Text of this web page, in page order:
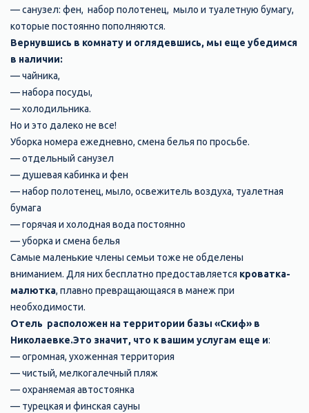
— санузел: фен, набор полотенец, мыло и туалетную бумагу,
которые постоянно пополняются.
Вернувшись в комнату и оглядевшись, мы еще убедимся
в наличии:
— чайника,
— набора посуды,
— холодильника.
Но и это далеко не все!
Уборка номера ежедневно, смена белья по просьбе.
— отдельный санузел
— душевая кабинка и фен
— набор полотенец, мыло, освежитель воздуха, туалетная
бумага
— горячая и холодная вода постоянно
— уборка и смена белья
Самые маленькие члены семьи тоже не обделены
вниманием. Для них бесплатно предоставляется кроватка-
малютка, плавно превращающаяся в манеж при
необходимости.
Отель расположен на территории базы «Скиф» в
Николаевке.Это значит, что к вашим услугам еще и:
— огромная, ухоженная территория
— чистый, мелкогалечный пляж
— охраняемая автостоянка
— турецкая и финская сауны